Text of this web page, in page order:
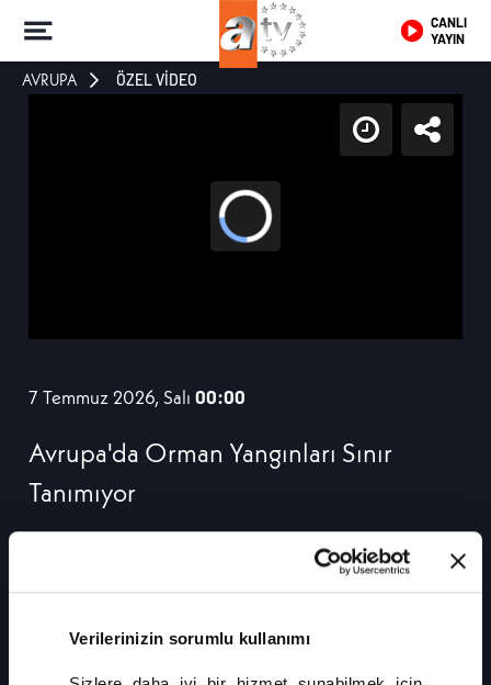
Verilerinizin sorumlu kullanımı
CANLI
YAYIN
AVRUPA ÖZEL VİDEO
7 Temmuz 2026, Salı 00:00
Avrupa'da Orman Yangınları Sınır
Tanımıyor
Avrupa, kavurucu sıcak hava dalgasının etkisiyle alevlerle
mücadele ediyor. Rekor sıcaklıkların tetiklediği orman
zamana karşı yoğun bir mücadele yürütüyor.